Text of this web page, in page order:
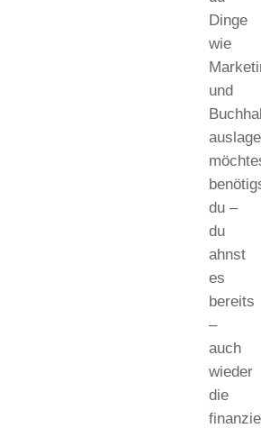
Dinge
wie
und
du –
du
ahnst
es
bereits
–
auch
wieder
die